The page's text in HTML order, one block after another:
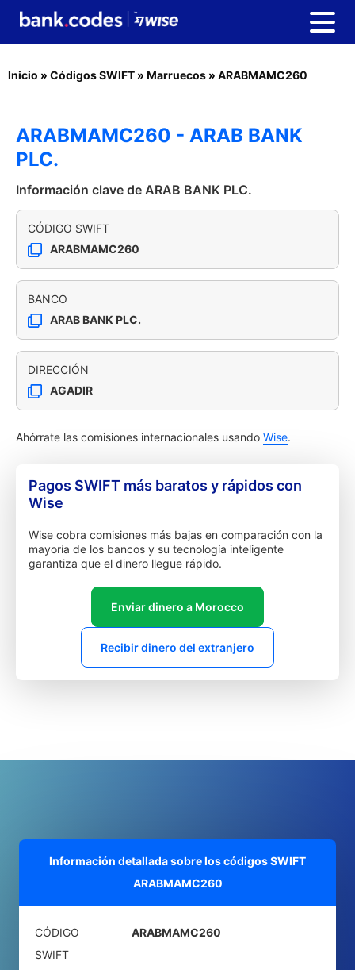
Inicio » Códigos SWIFT » Marruecos » ARABMAMC260
ARABMAMC260 - ARAB BANK
PLC.
Información clave de ARAB BANK PLC.
CÓDIGO SWIFT
ARABMAMC260
BANCO
ARAB BANK PLC.
DIRECCIÓN
AGADIR
Ahórrate las comisiones internacionales usando Wise.
Pagos SWIFT más baratos y rápidos con
Wise
Wise cobra comisiones más bajas en comparación con la
mayoría de los bancos y su tecnología inteligente
garantiza que el dinero llegue rápido.
Enviar dinero a Morocco
Recibir dinero del extranjero
Información detallada sobre los códigos SWIFT
ARABMAMC260
CÓDIGO
SWIFT
ARABMAMC260